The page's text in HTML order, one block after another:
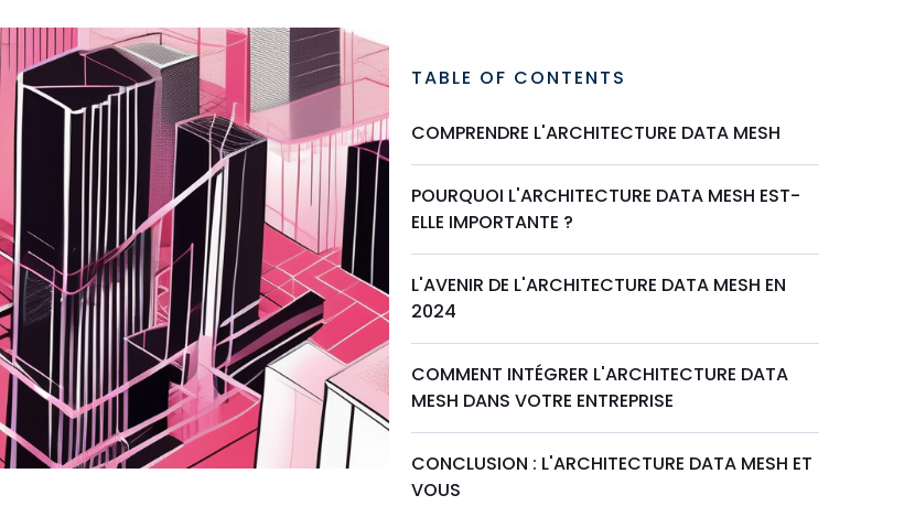
TABLE OF CONTENTS
COMPRENDRE L'ARCHITECTURE DATA MESH
POURQUOI L'ARCHITECTURE DATA MESH EST-
ELLE IMPORTANTE ?
L'AVENIR DE L'ARCHITECTURE DATA MESH EN
2024
COMMENT INTÉGRER L'ARCHITECTURE DATA
MESH DANS VOTRE ENTREPRISE
CONCLUSION : L'ARCHITECTURE DATA MESH ET
VOUS